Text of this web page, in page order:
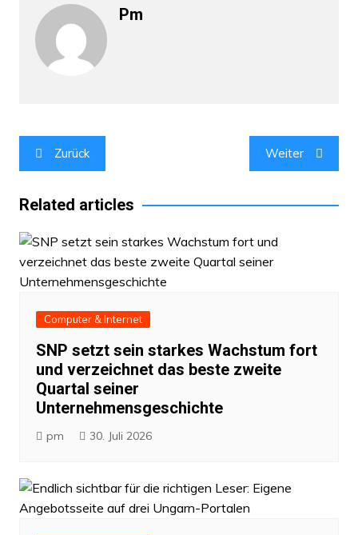
Pm
Beitragsnavigation
Zurück Weiter
Related articles
Computer & Internet
SNP setzt sein starkes Wachstum fort
und verzeichnet das beste zweite
Quartal seiner
Unternehmensgeschichte
pm 30. Juli 2026